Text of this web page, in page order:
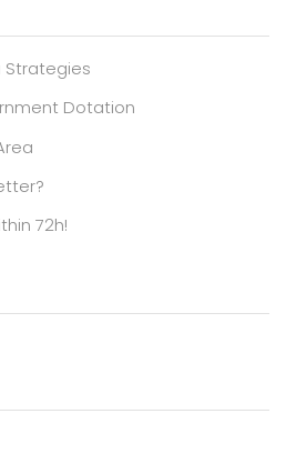
Strategies
Dotation
72h!